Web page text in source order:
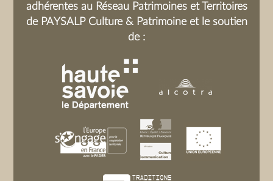
adhérentes au Réseau Patrimoines et Territoires
de PAYSALP Culture & Patrimoine et le soutien
de :